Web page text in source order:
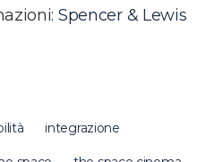
Spencer & Lewis
integrazione